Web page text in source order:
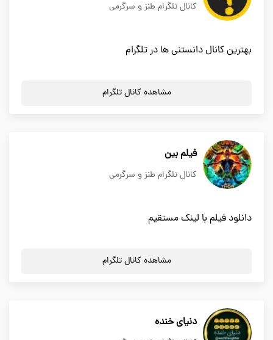
کانال تلگرام طنز و سرگرمی
بهترین کانال دانستنی ها در تلگرام
مشاهده کانال تلگرام
فیلم بین
کانال تلگرام طنز و سرگرمی
دانلود فیلم با لینک مستقیم
مشاهده کانال تلگرام
دنیای خنده